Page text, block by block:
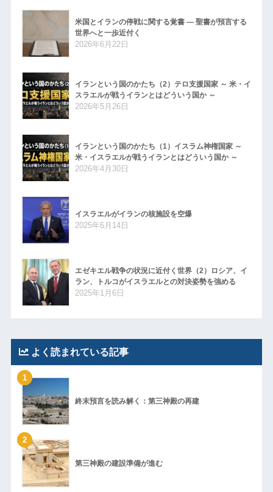
米国とイランの停戦に関する覚書 ― 聖書が預言する
世界へと一歩近付く
2026年6月22日
イランという国のかたち（2）テロ支援国家 ～ 米・イ
スラエルが戦うイランとはどういう国か ～
2026年5月26日
イランという国のかたち（1）イスラム神権国家 ～
米・イスラエルが戦うイランとはどういう国か ～
2026年4月30日
イスラエルがイランの核施設を空爆
2025年6月14日
エゼキエル戦争の状況に近付く世界（2）ロシア、イ
ラン、トルコがイスラエルとの対決姿勢を強める
2025年1月6日
よく読まれている記事
1
終末預言を読み解く：第三神殿の再建
2
第三神殿の建設準備が進む